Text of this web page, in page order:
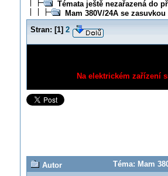
Témata ještě nezařazená do
Mam 380V/24A se
Stran: [1] 2
Na elektrickém zařízení
Autor
Téma: Mam